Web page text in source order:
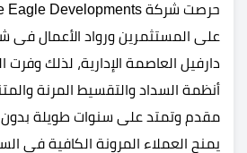
على المستثمرين ورواد الأعمال فى
دارفيل العاصمة الإدارية، لذلك
أنظمة السداد والتقسيط المرنة
مقدم وتمتد على سنوات طويلة بدون
يمنح العملاء المرونة الكافية في